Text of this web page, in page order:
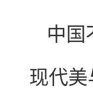
中国
现代